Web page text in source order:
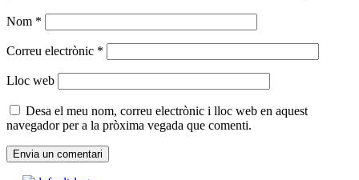
Nom *
Correu electrònic *
Lloc web
Desa el meu nom, correu electrònic i lloc web en aquest
navegador per a la pròxima vegada que comenti.